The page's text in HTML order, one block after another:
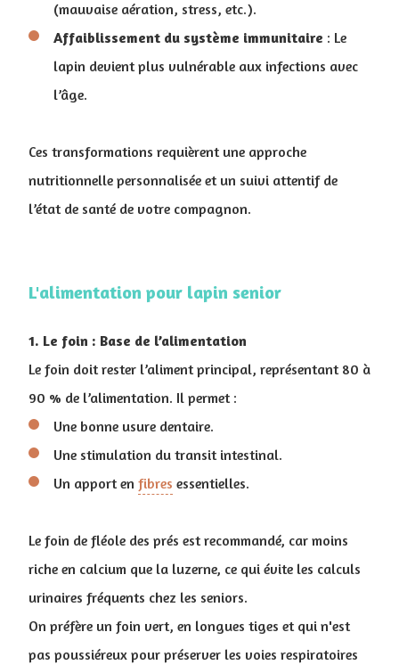
(mauvaise aération, stress, etc.).
Affaiblissement du système immunitaire : Le
lapin devient plus vulnérable aux infections avec
l’âge.
Ces transformations requièrent une approche
nutritionnelle personnalisée et un suivi attentif de
l’état de santé de votre compagnon.
L'alimentation pour lapin senior
1. Le foin : Base de l’alimentation
Le foin doit rester l’aliment principal, représentant 80 à
90 % de l’alimentation. Il permet :
Une bonne usure dentaire.
Une stimulation du transit intestinal.
Un apport en fibres essentielles.
Le foin de fléole des prés est recommandé, car moins
riche en calcium que la luzerne, ce qui évite les calculs
urinaires fréquents chez les seniors.
On préfère un foin vert, en longues tiges et qui n'est
pas poussiéreux pour préserver les voies respiratoires